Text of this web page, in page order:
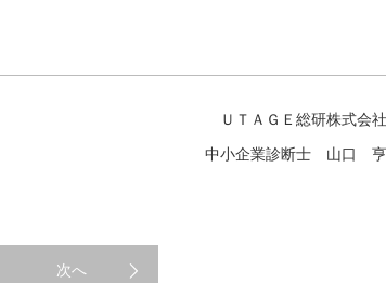
ＵＴＡＧＥ総研株式会社
中小企業診断士 山口 亨
次へ